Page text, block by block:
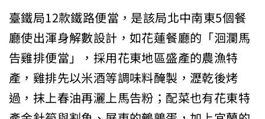
臺鐵局12款鐵路便當，是該局北中南東5個餐
廳使出渾身解數設計，如花蓮餐廳的「洄瀾馬
告雞排便當」，採用花東地區盛產的農漁特
產，雞排先以米酒等調味料醃製，瀝乾後烤
過，抹上春油再灑上馬告粉；配菜也有花東特